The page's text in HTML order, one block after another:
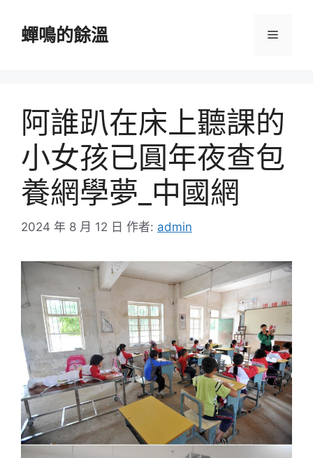
蟬鳴的餘溫 選
阿誰趴在床上聽課的
小女孩已圓年夜查包
養網學夢_中國網
2024 年 8 月 12 日 作者: admin